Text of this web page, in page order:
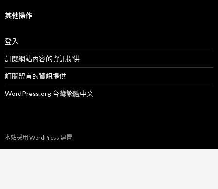
其他操作
登入
訂閱網站內容的資訊提供
訂閱留言的資訊提供
WordPress.org 台灣繁體中文
本站採用 WordPress 建置